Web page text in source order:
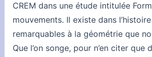
CREM dans une étude intitulée
mouvements. Il existe dans
remarquables à la géométrie que
Que l’on songe, pour n’en citer que